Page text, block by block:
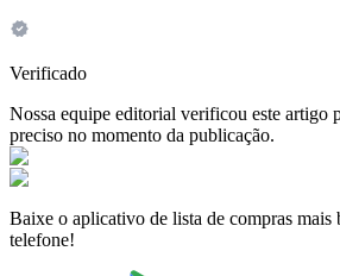
Verificado
Nossa equipe editorial verificou este artigo
preciso no momento da publicação.
Baixe o aplicativo de lista de compras mais
telefone!